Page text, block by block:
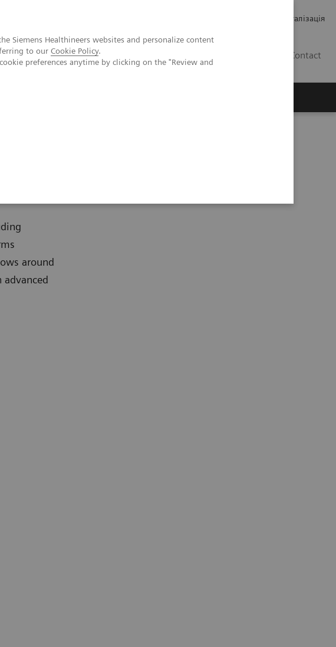
Siemens Healthineers websites and personalize content
to our Cookie Policy.
preferences anytime by clicking on the "Review and
Медична візуалізація
Contact
around